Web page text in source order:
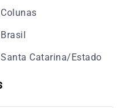
Colunas
Brasil
Santa Catarina/Estado